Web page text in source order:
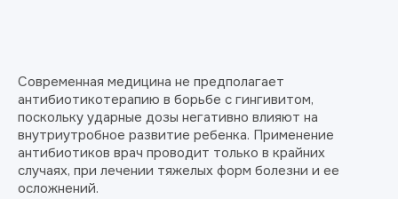
Современная медицина не предполагает
антибиотикотерапию в борьбе с гингивитом,
поскольку ударные дозы негативно влияют на
внутриутробное развитие ребенка. Применение
антибиотиков врач проводит только в крайних
случаях, при лечении тяжелых форм болезни и ее
осложнений.